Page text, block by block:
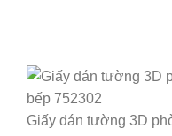
Giấy dán tường 3D